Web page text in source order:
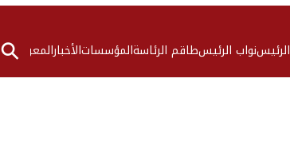
الرئیسنواب الرئيسطاقم الرئاسةالمؤسساتالأخبارالمعرض⚲